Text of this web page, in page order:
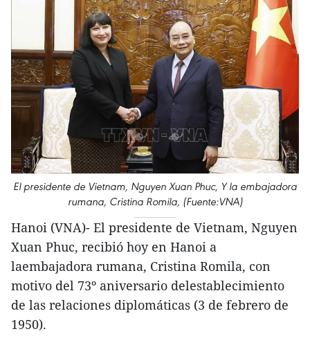
El presidente de Vietnam, Nguyen Xuan Phuc, Y la embajadora
rumana, Cristina Romila, (Fuente:VNA)
Hanoi (VNA)- El presidente de Vietnam, Nguyen
Xuan Phuc, recibió hoy en Hanoi a
laembajadora rumana, Cristina Romila, con
motivo del 73º aniversario delestablecimiento
de las relaciones diplomáticas (3 de febrero de
1950).